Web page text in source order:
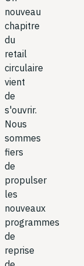
nouveau
chapitre
du
retail
circulaire
vient
de
s'ouvrir.
Nous
sommes
fiers
de
propulser
les
nouveaux
programmes
de
reprise